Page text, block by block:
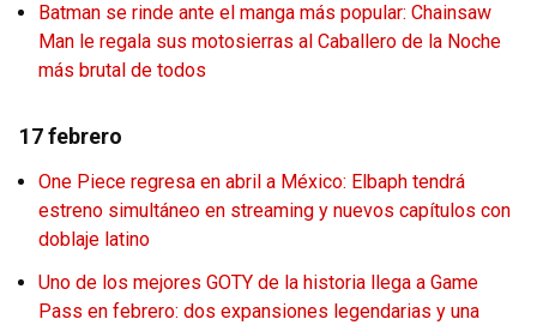
Batman se rinde ante el manga más popular: Chainsaw
Man le regala sus motosierras al Caballero de la Noche
más brutal de todos
17 febrero
One Piece regresa en abril a México: Elbaph tendrá
estreno simultáneo en streaming y nuevos capítulos con
doblaje latino
Uno de los mejores GOTY de la historia llega a Game
Pass en febrero: dos expansiones legendarias y una